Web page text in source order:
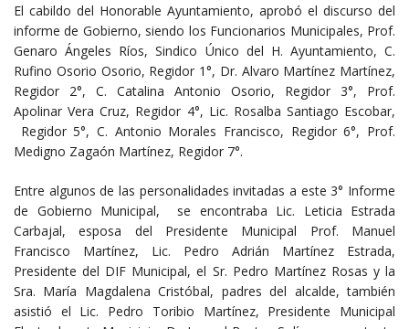
El cabildo del Honorable Ayuntamiento, aprobó el discurso del
informe de Gobierno, siendo los Funcionarios Municipales, Prof.
Genaro Ángeles Ríos, Sindico Único del H. Ayuntamiento, C.
Rufino Osorio Osorio, Regidor 1°, Dr. Alvaro Martínez Martínez,
Regidor 2°, C. Catalina Antonio Osorio, Regidor 3°, Prof.
Apolinar Vera Cruz, Regidor 4°, Lic. Rosalba Santiago Escobar,
Regidor 5°, C. Antonio Morales Francisco, Regidor 6°, Prof.
Medigno Zagaón Martínez, Regidor 7°.
Entre algunos de las personalidades invitadas a este 3° Informe
de Gobierno Municipal, se encontraba Lic. Leticia Estrada
Carbajal, esposa del Presidente Municipal Prof. Manuel
Francisco Martínez, Lic. Pedro Adrián Martínez Estrada,
Presidente del DIF Municipal, el Sr. Pedro Martínez Rosas y la
Sra. María Magdalena Cristóbal, padres del alcalde, también
asistió el Lic. Pedro Toribio Martínez, Presidente Municipal